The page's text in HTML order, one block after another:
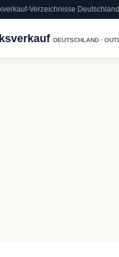
Verzeichnisse
DEUTSCHLAND ·